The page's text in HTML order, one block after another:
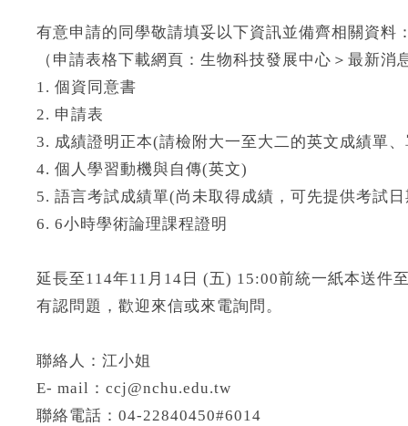
有意申請的同學敬請填妥以下資訊並備齊相關資料
（申請表格下載網頁：生物科技發展中心＞最新消
1. 個資同意書
2. 申請表
3. 成績證明正本(請檢附大一至大二的英文成績單
4. 個人學習動機與自傳(英文)
5. 語言考試成績單(尚未取得成績，可先提供考試
6. 6小時學術論理課程證明
延長至114年11月14日 (五) 15:00前統一紙本送件
有認問題，歡迎來信或來電詢問。
聯絡人：江小姐
E- mail：ccj@nchu.edu.tw
聯絡電話：04-22840450#6014